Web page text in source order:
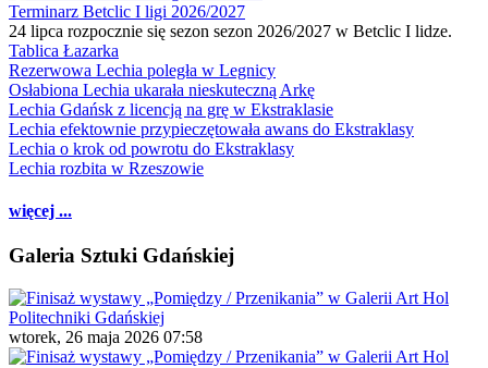
Terminarz Betclic I ligi 2026/2027
24 lipca rozpocznie się sezon sezon 2026/2027 w Betclic I lidze.
Tablica Łazarka
Rezerwowa Lechia poległa w Legnicy
Osłabiona Lechia ukarała nieskuteczną Arkę
Lechia Gdańsk z licencją na grę w Ekstraklasie
Lechia efektownie przypieczętowała awans do Ekstraklasy
Lechia o krok od powrotu do Ekstraklasy
Lechia rozbita w Rzeszowie
więcej ...
Galeria Sztuki Gdańskiej
wtorek, 26 maja 2026 07:58